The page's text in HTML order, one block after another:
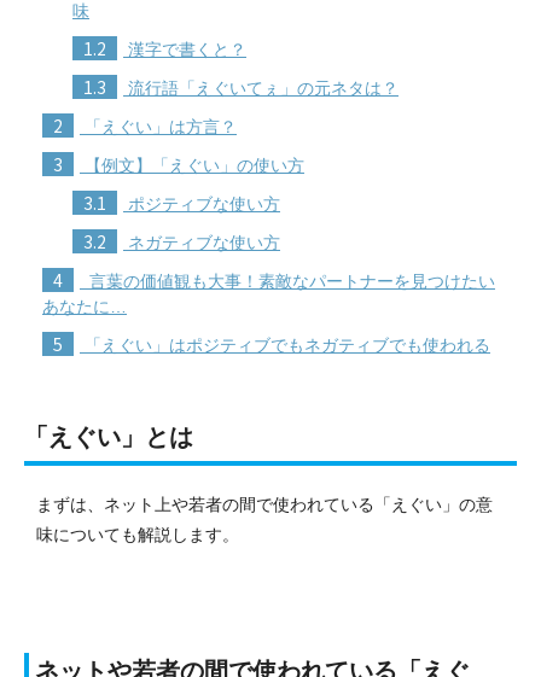
味
1.2 漢字で書くと？
1.3 流行語「えぐいてぇ」の元ネタは？
2 「えぐい」は方言？
3 【例文】「えぐい」の使い方
3.1 ポジティブな使い方
3.2 ネガティブな使い方
4
言葉の価値観も大事！素敵なパートナーを見つけたい
あなたに…
5 「えぐい」はポジティブでもネガティブでも使われる
「えぐい」とは
まずは、ネット上や若者の間で使われている「えぐい」の意
味についても解説します。
ネットや若者の間で使われている「えぐ